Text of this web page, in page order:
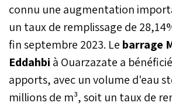
connu une augmentation
un taux de remplissage de
fin septembre 2023. Le barrage
Eddahbi à Ouarzazate a
apports, avec un volume d'eau
millions de m³, soit un taux de